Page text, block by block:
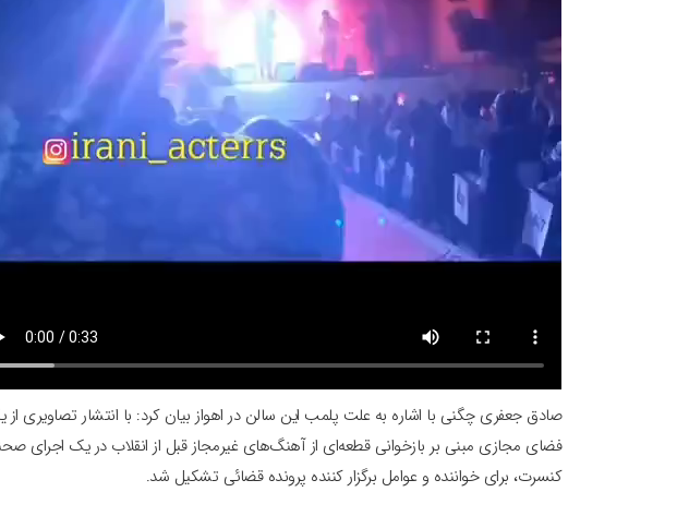
صادق جعفری چگنی با اشاره به علت پلمب این سالن در اهواز بیان کرد: با انتشار تصاویری از
فضای مجازی مبنی بر بازخوانی قطعه‌ای از آهنگ‌های غیرمجاز قبل از انقلاب در یک اجرای
کنسرت، برای خواننده و عوامل برگزار کننده پرونده قضائی تشکیل شد.